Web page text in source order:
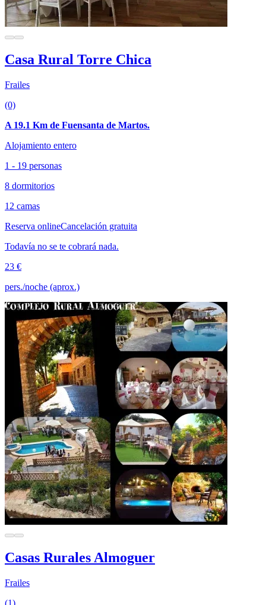
Casa Rural Torre Chica
Frailes
(0)
A 19.1 Km de Fuensanta de Martos.
Alojamiento entero
1 - 19 personas
8 dormitorios
12 camas
Reserva onlineCancelación gratuita
Todavía no se te cobrará nada.
23 €
pers./noche (aprox.)
Casas Rurales Almoguer
Frailes
(1)